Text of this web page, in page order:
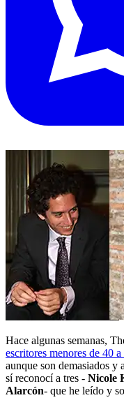
Hace algunas semanas,
escritores menores de 40
aunque son demasiados y
sí reconocí a tres - Nicole
Alarcón- que he leído y